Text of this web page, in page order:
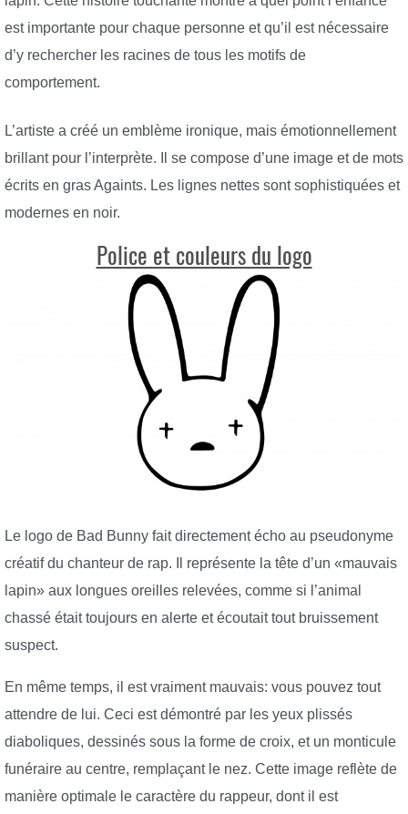
est importante pour chaque personne et qu’il est nécessaire
d’y rechercher les racines de tous les motifs de
comportement.
L’artiste a créé un emblème ironique, mais émotionnellement
brillant pour l’interprète. Il se compose d’une image et de mots
écrits en gras Againts. Les lignes nettes sont sophistiquées et
modernes en noir.
Police et couleurs du logo
Le logo de Bad Bunny fait directement écho au pseudonyme
créatif du chanteur de rap. Il représente la tête d’un «mauvais
lapin» aux longues oreilles relevées, comme si l’animal
chassé était toujours en alerte et écoutait tout bruissement
suspect.
En même temps, il est vraiment mauvais: vous pouvez tout
attendre de lui. Ceci est démontré par les yeux plissés
diaboliques, dessinés sous la forme de croix, et un monticule
funéraire au centre, remplaçant le nez. Cette image reflète de
manière optimale le caractère du rappeur, dont il est